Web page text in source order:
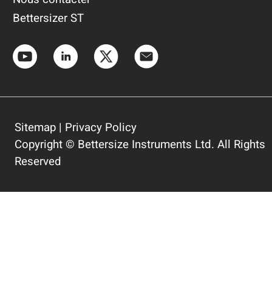
Bettersizer ST
Sitemap | Privacy Policy
Copyright © Bettersize Instruments Ltd. All Rights
Reserved